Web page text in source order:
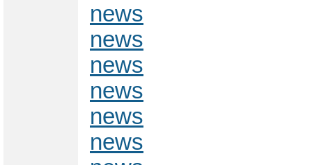
news
news
news
news
news
news